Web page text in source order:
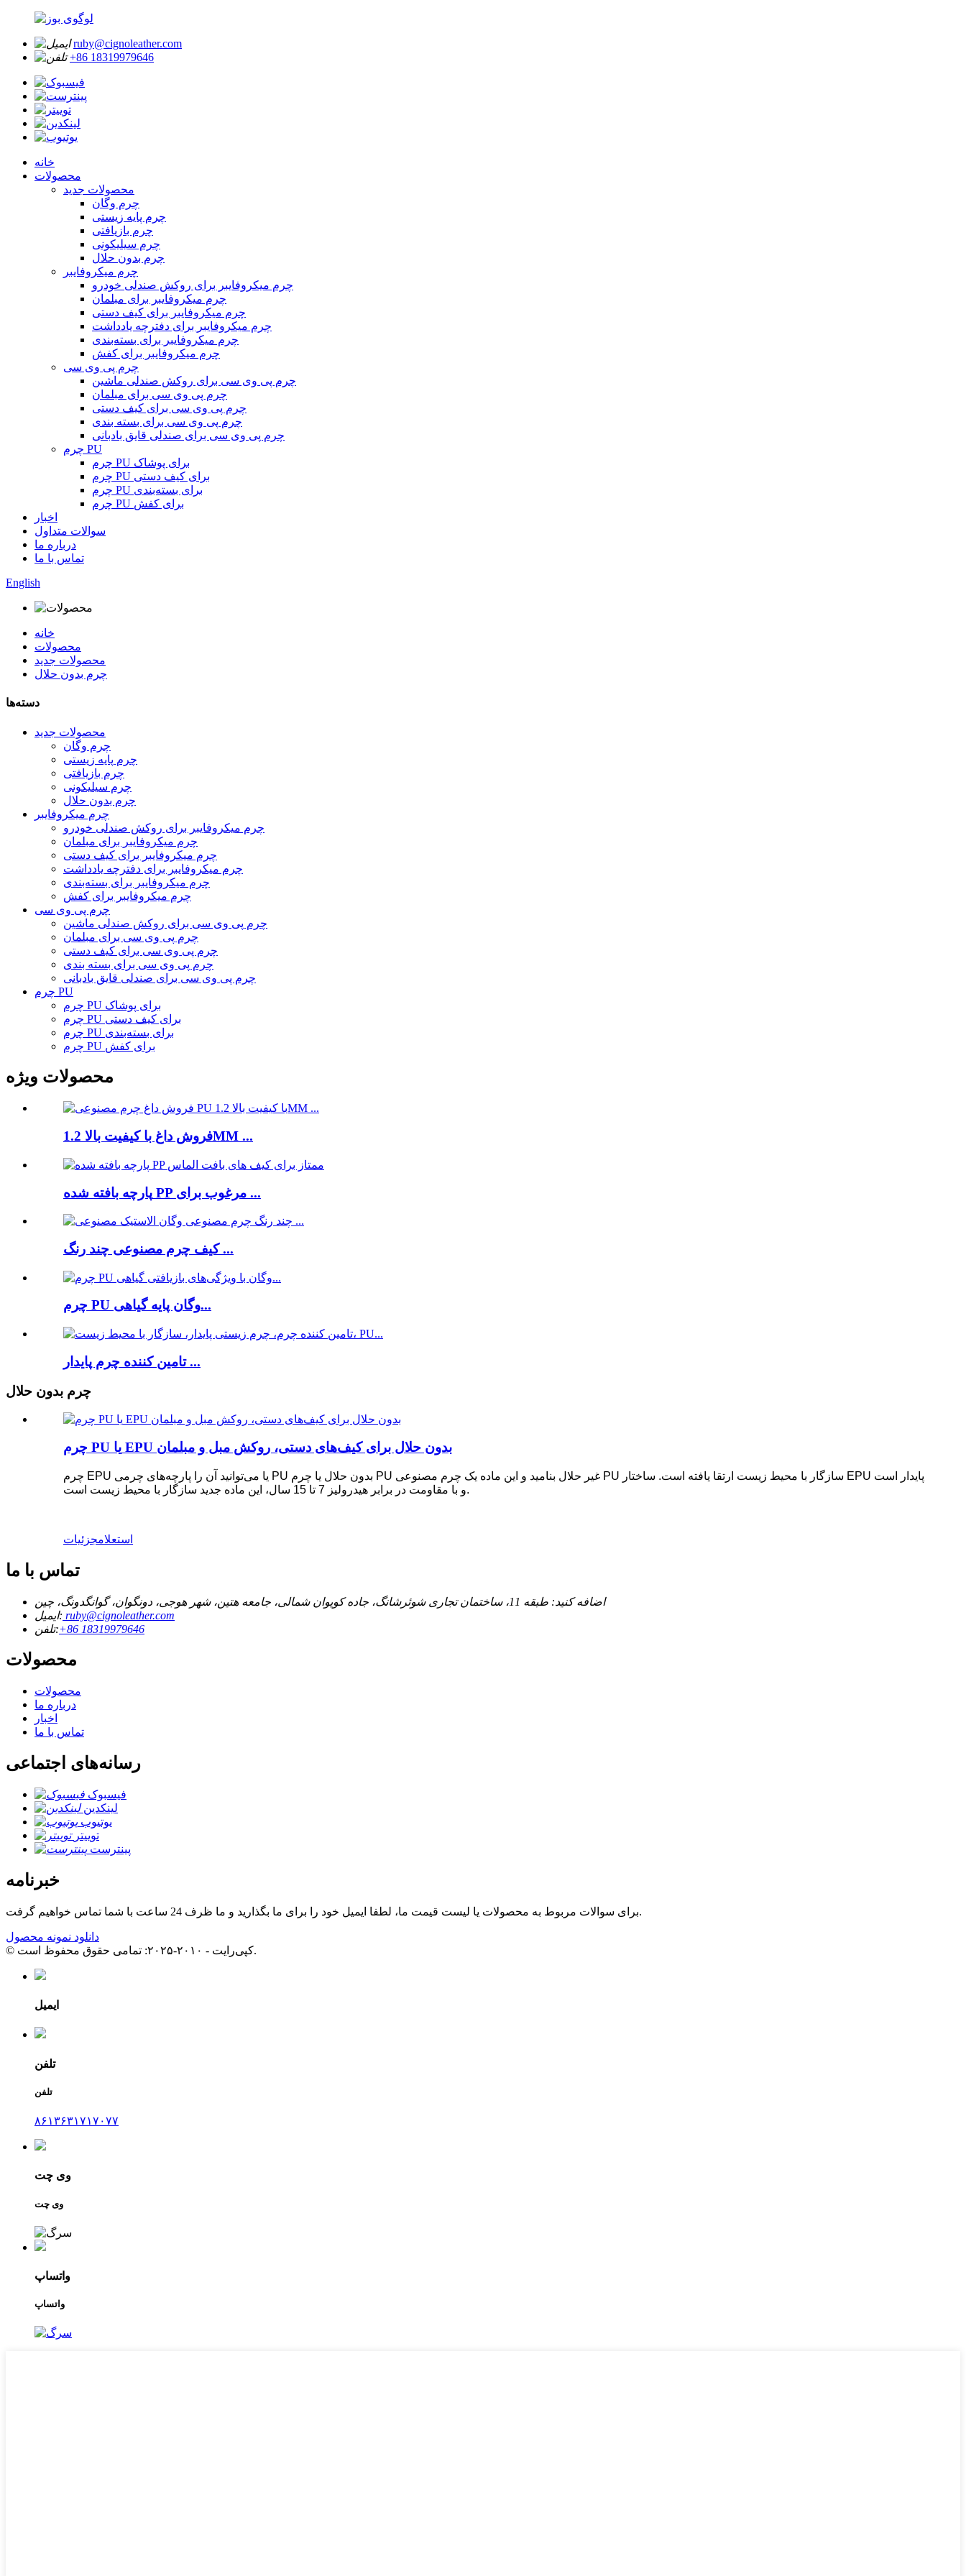
ruby@cignoleather.com
‎+86 18319979646‎
خانه
محصولات
محصولات جدید
چرم وگان
چرم پایه زیستی
چرم بازیافتی
چرم سیلیکونی
چرم بدون حلال
چرم میکروفایبر
چرم میکروفایبر برای روکش صندلی خودرو
چرم میکروفایبر برای مبلمان
چرم میکروفایبر برای کیف دستی
چرم میکروفایبر برای دفترچه یادداشت
چرم میکروفایبر برای بسته‌بندی
چرم میکروفایبر برای کفش
چرم پی وی سی
چرم پی وی سی برای روکش صندلی ماشین
چرم پی وی سی برای مبلمان
چرم پی وی سی برای کیف دستی
چرم پی وی سی برای بسته بندی
چرم پی وی سی برای صندلی قایق بادبانی
چرم PU
چرم PU برای پوشاک
چرم PU برای کیف دستی
چرم PU برای بسته‌بندی
چرم PU برای کفش
اخبار
سوالات متداول
درباره ما
تماس با ما
English
خانه
محصولات
محصولات جدید
چرم بدون حلال
دسته‌ها
محصولات جدید
چرم وگان
چرم پایه زیستی
چرم بازیافتی
چرم سیلیکونی
چرم بدون حلال
چرم میکروفایبر
چرم میکروفایبر برای روکش صندلی خودرو
چرم میکروفایبر برای مبلمان
چرم میکروفایبر برای کیف دستی
چرم میکروفایبر برای دفترچه یادداشت
چرم میکروفایبر برای بسته‌بندی
چرم میکروفایبر برای کفش
چرم پی وی سی
چرم پی وی سی برای روکش صندلی ماشین
چرم پی وی سی برای مبلمان
چرم پی وی سی برای کیف دستی
چرم پی وی سی برای بسته بندی
چرم پی وی سی برای صندلی قایق بادبانی
چرم PU
چرم PU برای پوشاک
چرم PU برای کیف دستی
چرم PU برای بسته‌بندی
چرم PU برای کفش
محصولات ویژه
فروش داغ با کیفیت بالا 1.2MM ...
پارچه بافته شده PP مرغوب برای ...
کیف چرم مصنوعی چند رنگ ...
چرم PU وگان پایه گیاهی...
تامین کننده چرم پایدار ...
چرم بدون حلال
چرم PU یا EPU بدون حلال برای کیف‌های دستی، روکش مبل و مبلمان
چرم EPU یا می‌توانید آن را پارچه‌های چرمی PU بدون حلال یا چرم PU غیر حلال بنامید و این ماده یک چرم مصنوعی PU سازگار با محیط زیست ارتقا یافته است. ساختار EPU پایدار است
و با مقاومت در برابر هیدرولیز 7 تا 15 سال، این ماده جدید سازگار با محیط زیست است.
استعلامجزئیات
تماس با ما
اضافه کنید: طبقه 11، ساختمان تجاری شوئرشانگ، جاده کویوان شمالی، جامعه هتین، شهر هوجی، دونگوان، گوانگدونگ، چین
ایمیل: ruby@cignoleather.com
تلفن:‎+86 18319979646‎
محصولات
محصولات
درباره ما
اخبار
تماس با ما
رسانه‌های اجتماعی
فیسبوک
لینکدین
یوتیوب
توییتر
پینترست
خبرنامه
برای سوالات مربوط به محصولات یا لیست قیمت ما، لطفا ایمیل خود را برای ما بگذارید و ما ظرف 24 ساعت با شما تماس خواهیم گرفت.
دانلود نمونه محصول
© کپی‌رایت - ۲۰۱۰-۲۰۲۵: تمامی حقوق محفوظ است.
ایمیل
تلفن
تلفن
۸۶۱۳۶۳۱۷۱۷۰۷۷
وی چت
وی چت
واتساپ
واتساپ